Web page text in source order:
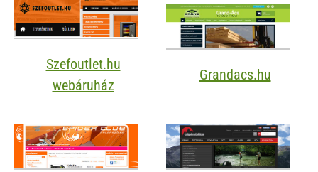
Szefoutlet.hu
webáruház
Grandacs.hu